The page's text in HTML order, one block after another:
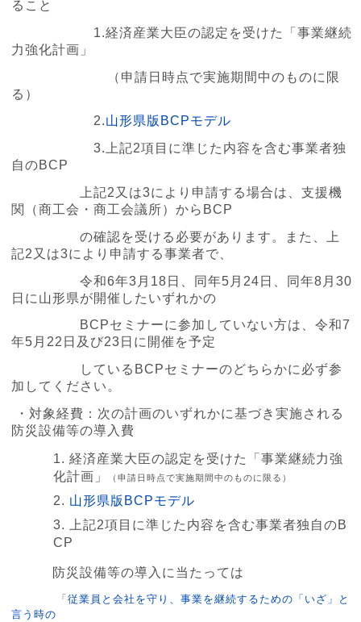
ること
1.経済産業大臣の認定を受けた「事業継続
力強化計画」
（申請日時点で実施期間中のものに限
る）
2.山形県版BCPモデル
3.上記2項目に準じた内容を含む事業者独
自のBCP
上記2又は3により申請する場合は、支援機
関（商工会・商工会議所）からBCP
の確認を受ける必要があります。また、上
記2又は3により申請する事業者で、
令和6年3月18日、同年5月24日、同年8月30
日に山形県が開催したいずれかの
BCPセミナーに参加していない方は、令和7
年5月22日及び23日に開催を予定
しているBCPセミナーのどちらかに必ず参
加してください。
・対象経費：次の計画のいずれかに基づき実施される
防災設備等の導入費
経済産業大臣の認定を受けた「事業継続力強
化計画」
（申請日時点で実施期間中のものに限る）
山形県版BCPモデル
上記2項目に準じた内容を含む事業者独自のB
CP
防災設備等の導入に当たっては
「従業員と会社を守り、事業を継続するための「いざ」と
言う時の